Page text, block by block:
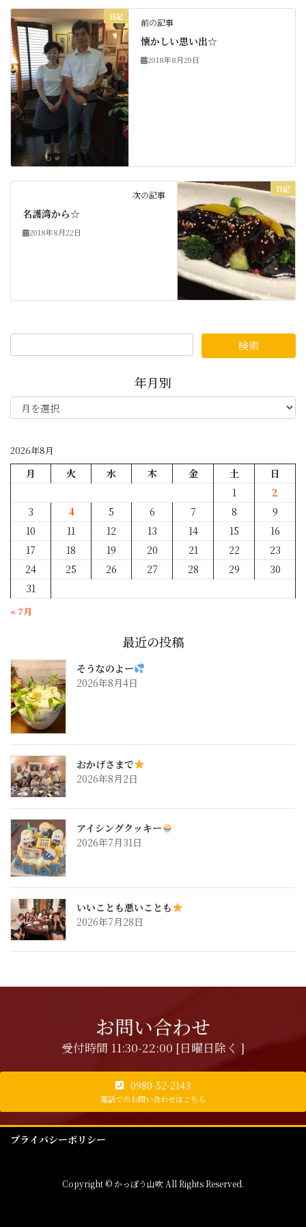
日記
前の記事
懐かしい思い出☆
2018年8月20日
日記
次の記事
名護湾から☆
2018年8月22日
年月別
年
月
2026年8月
月 火 水 木 金 土
日
1
2
3
4 5 6 7 8
9
10
11 12 13 14 15
16
17
18 19 20 21 22
23
24
25 26 27 28 29
30
31
« 7月
最近の投稿
そうなのよー
2026年8月4日
おかげさまで
2026年8月2日
アイシングクッキー
2026年7月31日
いいことも悪いことも
2026年7月28日
お問い合わせ
受付時間 11:30-22:00 [日曜日除く ]
0980-52-2143
電話でのお問い合わせはこちら
プライバシーポリシー
Copyright © かっぽう山吹 All Rights Reserved.